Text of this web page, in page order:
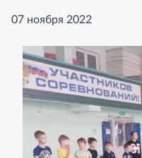
07 ноября 2022